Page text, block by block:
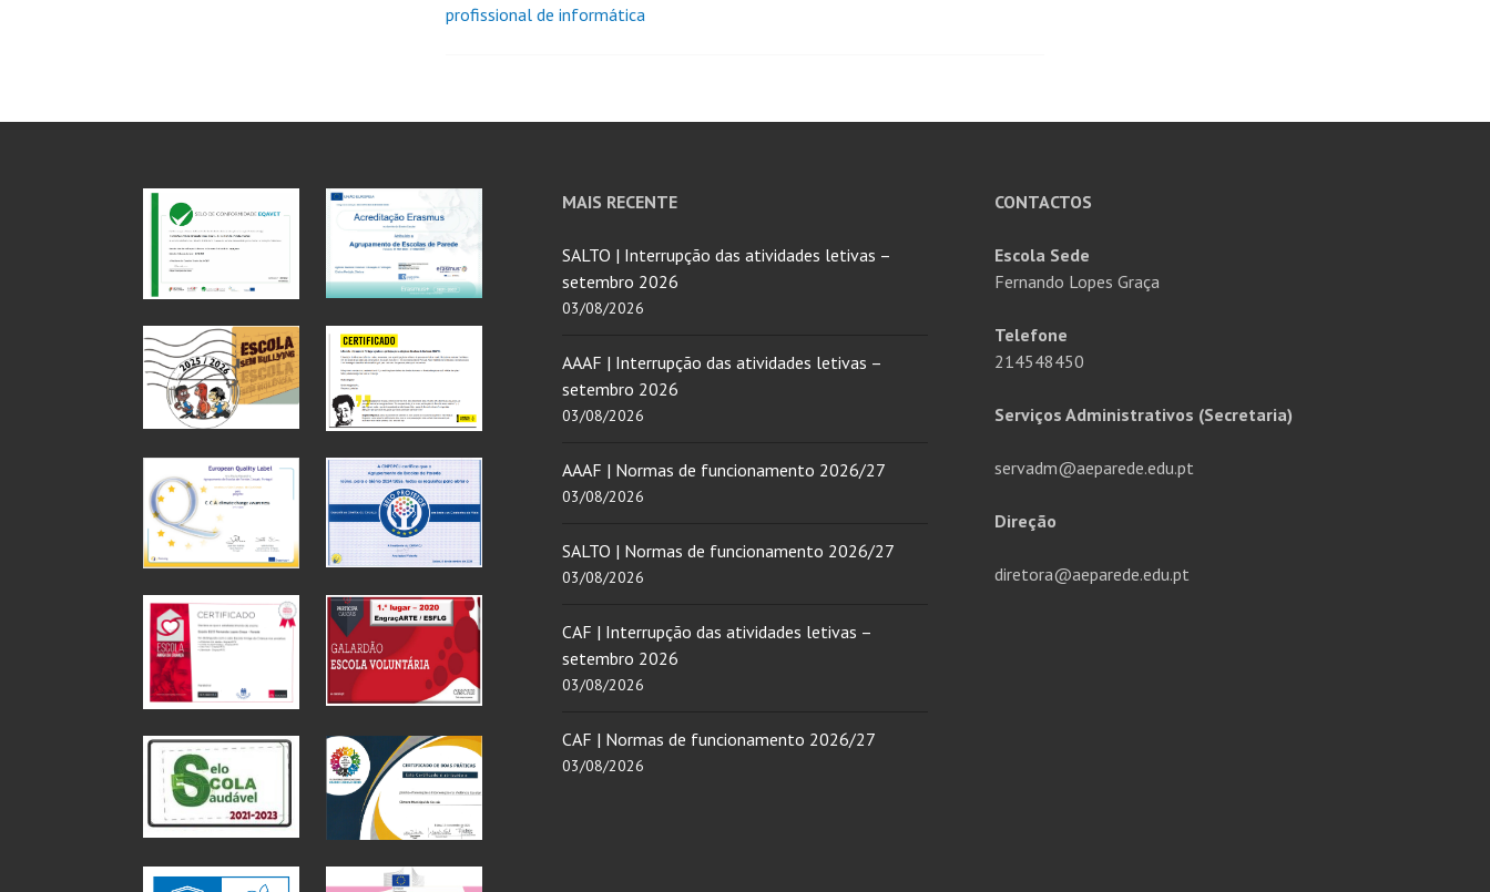
profissional de informática
MAIS RECENTE
SALTO | Interrupção das atividades letivas –
setembro 2026
03/08/2026
AAAF | Interrupção das atividades letivas –
setembro 2026
03/08/2026
AAAF | Normas de funcionamento 2026/27
03/08/2026
SALTO | Normas de funcionamento 2026/27
03/08/2026
CAF | Interrupção das atividades letivas –
setembro 2026
03/08/2026
CAF | Normas de funcionamento 2026/27
03/08/2026
CONTACTOS
Escola Sede
Fernando Lopes Graça
Telefone
214548450
Serviços Administrativos (Secretaria)
servadm@aeparede.edu.pt
Direção
diretora@aeparede.edu.pt